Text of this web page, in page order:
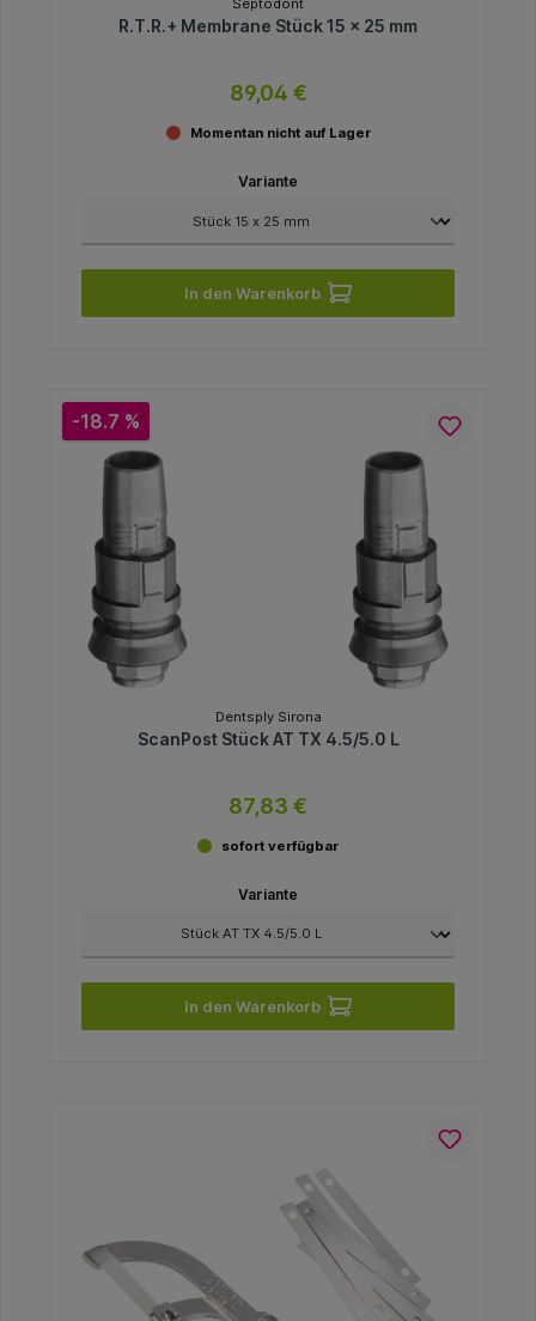
Septodont
R.T.R.+ Membrane Stück 15 x 25 mm
89,04 €
Momentan nicht auf Lager
Variante
In den Warenkorb
-18.7 %
Dentsply Sirona
ScanPost Stück AT TX 4.5/5.0 L
87,83 €
sofort verfügbar
Variante
In den Warenkorb